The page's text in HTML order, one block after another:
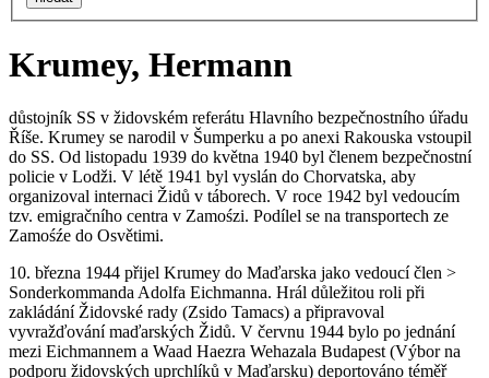
Krumey, Hermann
důstojník SS v židovském referátu Hlavního bezpečnostního úřadu
Říše. Krumey se narodil v Šumperku a po anexi Rakouska vstoupil
do SS. Od listopadu 1939 do května 1940 byl členem bezpečnostní
policie v Lodži. V létě 1941 byl vyslán do Chorvatska, aby
organizoval internaci Židů v táborech. V roce 1942 byl vedoucím
tzv. emigračního centra v Zamośzi. Podílel se na transportech ze
Zamośźe do Osvětimi.
10. března 1944 přijel Krumey do Maďarska jako vedoucí člen >
Sonderkommanda Adolfa Eichmanna. Hrál důležitou roli při
zakládání Židovské rady (Zsido Tamacs) a připravoval
vyvražďování maďarských Židů. V červnu 1944 bylo po jednání
mezi Eichmannem a Waad Haezra Wehazala Budapest (Výbor na
podporu židovských uprchlíků v Maďarsku) deportováno téměř